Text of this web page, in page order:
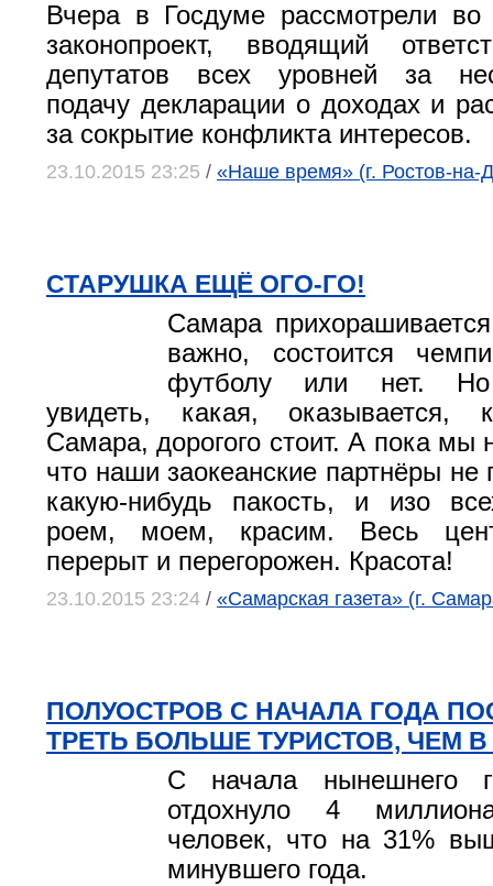
Вчера в Госдуме рассмотрели во
законопроект, вводящий
депутатов всех уровней за
подачу декларации о доходах и
за сокрытие конфликта интересов.
23.10.2015 23:25 / «Наше время» (г. Ростов-на-
СТАРУШКА ЕЩЁ ОГО-ГО!
Самара
важно, состоится
футболу или нет. Но
увидеть, какая, оказывается,
Самара, дорогого стоит. А пока мы
что наши заокеанские партнёры
какую-нибудь пакость, и изо
роем, моем, красим. Весь
перерыт и перегорожен. Красота!
23.10.2015 23:24 / «Самарская газета» (г.
ПОЛУОСТРОВ С НАЧАЛА ГОДА
ТРЕТЬ БОЛЬШЕ ТУРИСТОВ, ЧЕМ
С начала нынешнего
отдохнуло 4
человек, что на 31%
минувшего года.